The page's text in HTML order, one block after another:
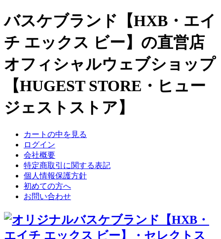
バスケブランド【HXB・エイ
チ エックス ビー】の直営店
オフィシャルウェブショップ
【HUGEST STORE・ヒュー
ジェストストア】
カートの中を見る
ログイン
会社概要
特定商取引に関する表記
個人情報保護方針
初めての方へ
お問い合わせ